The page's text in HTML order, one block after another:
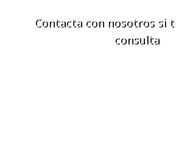
Contacta con nosotros si
consulta